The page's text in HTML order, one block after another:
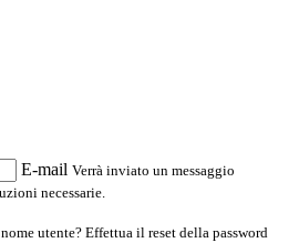
E-mail Verrà inviato un messaggio
necessarie.
utente? Effettua il reset della password